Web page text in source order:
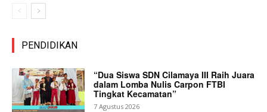
PENDIDIKAN
“Dua Siswa SDN Cilamaya III Raih Juara
dalam Lomba Nulis Carpon FTBI
Tingkat Kecamatan”
7 Agustus 2026